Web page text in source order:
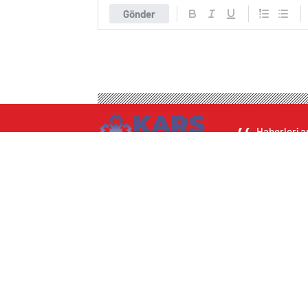
Gönder
Haberleri